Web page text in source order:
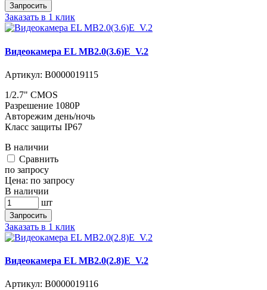
Запросить
Заказать в 1 клик
Видеокамера EL MB2.0(3.6)E_V.2
Артикул: В0000019115
1/2.7" CMOS
Разрешение 1080P
Авторежим день/ночь
Класс защиты IP67
В наличии
Cравнить
по запросу
Цена: по запросу
В наличии
шт
Запросить
Заказать в 1 клик
Видеокамера EL MB2.0(2.8)E_V.2
Артикул: В0000019116